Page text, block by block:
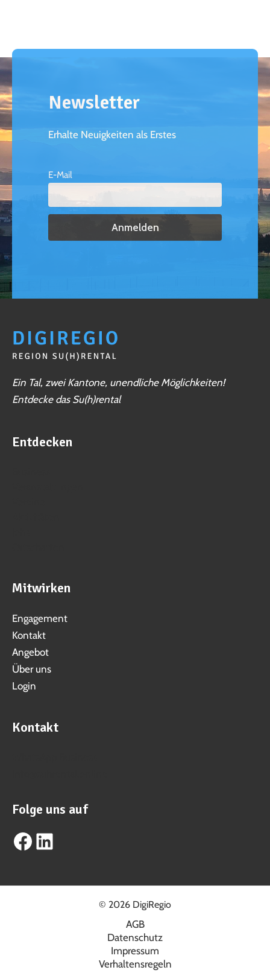
Newsletter
Erhalte Neuigkeiten als Erstes
E-Mail
Ein Tal, zwei Kantone, unendliche Möglichkeiten!
Entdecke das Su(h)rental
Entdecken
Mitwirken
Engagement
Kontakt
Angebot
Über uns
Login
Kontakt
Folge uns auf
Facebook
LinkedIn
© 2026 DigiRegio
AGB
Datenschutz
Impressum
Verhaltensregeln